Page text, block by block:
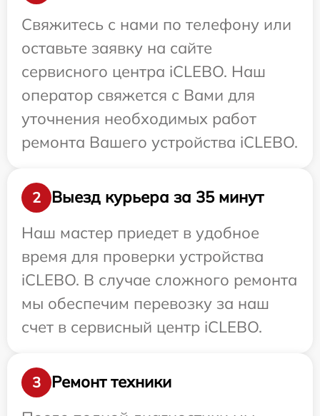
Свяжитесь с нами по телефону или
оставьте заявку на сайте
сервисного центра iCLEBO. Наш
оператор свяжется с Вами для
уточнения необходимых работ
ремонта Вашего устройства iCLEBO.
2
Выезд курьера за 35 минут
Наш мастер приедет в удобное
время для проверки устройства
iCLEBO. В случае сложного ремонта
мы обеспечим перевозку за наш
счет в сервисный центр iCLEBO.
3
Ремонт техники